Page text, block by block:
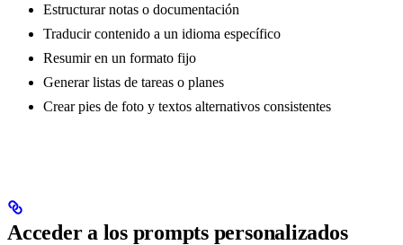
Estructurar notas o documentación
Traducir contenido a un idioma específico
Resumir en un formato fijo
Generar listas de tareas o planes
Crear pies de foto y textos alternativos consistentes
Acceder a los prompts personalizados